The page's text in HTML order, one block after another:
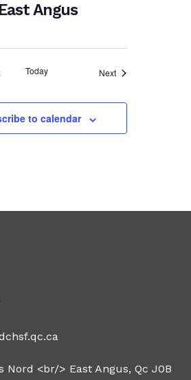
Angus
Today NextEvents
to calendar
Nord <br/> East Angus, Qc J0B